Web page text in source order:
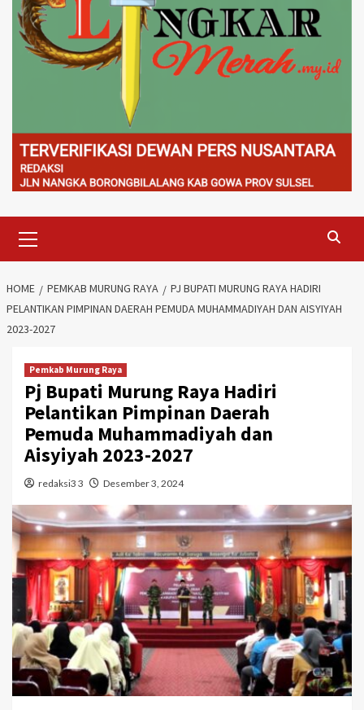
Menu
HOME PEMKAB MURUNG RAYA
PJ BUPATI MURUNG RAYA HADIRI
PELANTIKAN PIMPINAN DAERAH PEMUDA MUHAMMADIYAH DAN AISYIYAH
2023-2027
Pemkab Murung Raya
Pj Bupati Murung Raya Hadiri
Pelantikan Pimpinan Daerah
Pemuda Muhammadiyah dan
Aisyiyah 2023-2027
redaksi3 3 Desember 3, 2024